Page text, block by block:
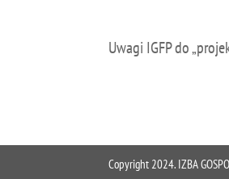
Uwagi IGFP do
Copyright 2024. IZBA